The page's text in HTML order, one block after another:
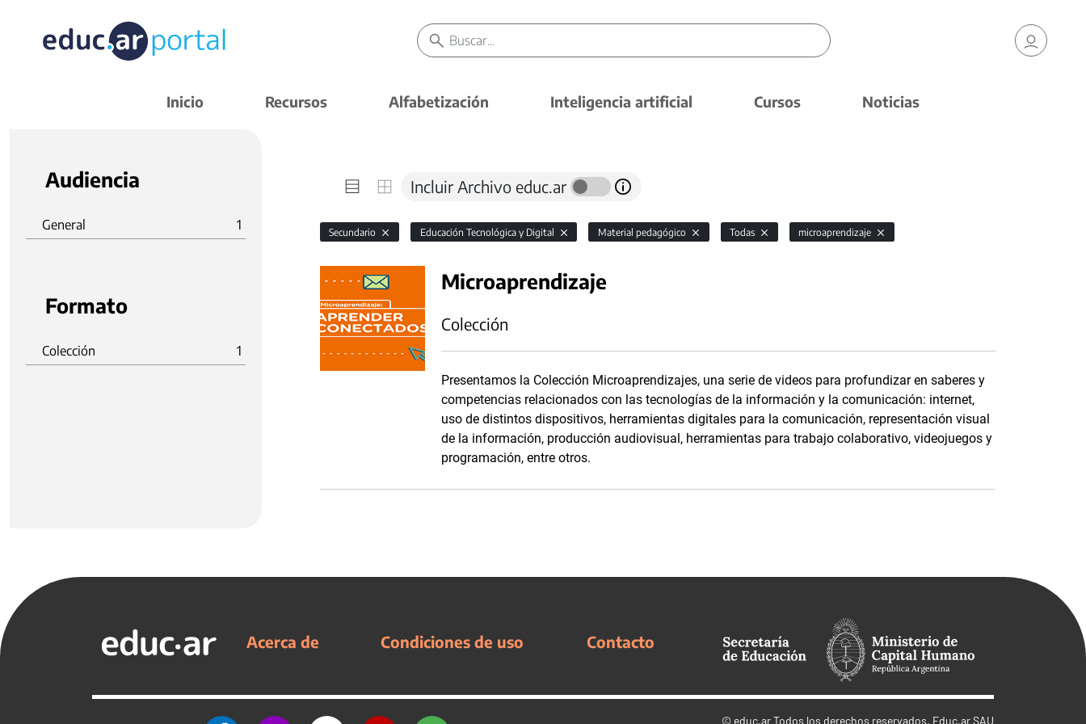
Inicio Recursos Alfabetización Inteligencia artificial Cursos Noticias
Audiencia
General 1
Formato
Colección 1
Incluir Archivo educ.ar
Secundario Educación Tecnológica y Digital Material pedagógico Todas microaprendizaje
Microaprendizaje
Colección
Presentamos la Colección Microaprendizajes, una serie de videos para profundizar en saberes y
competencias relacionados con las tecnologías de la información y la comunicación: internet,
uso de distintos dispositivos, herramientas digitales para la comunicación, representación visual
de la información, producción audiovisual, herramientas para trabajo colaborativo, videojuegos y
programación, entre otros.
Acerca de Condiciones de uso Contacto
© educ.arTodos los derechos reservados. Educ.ar SAU